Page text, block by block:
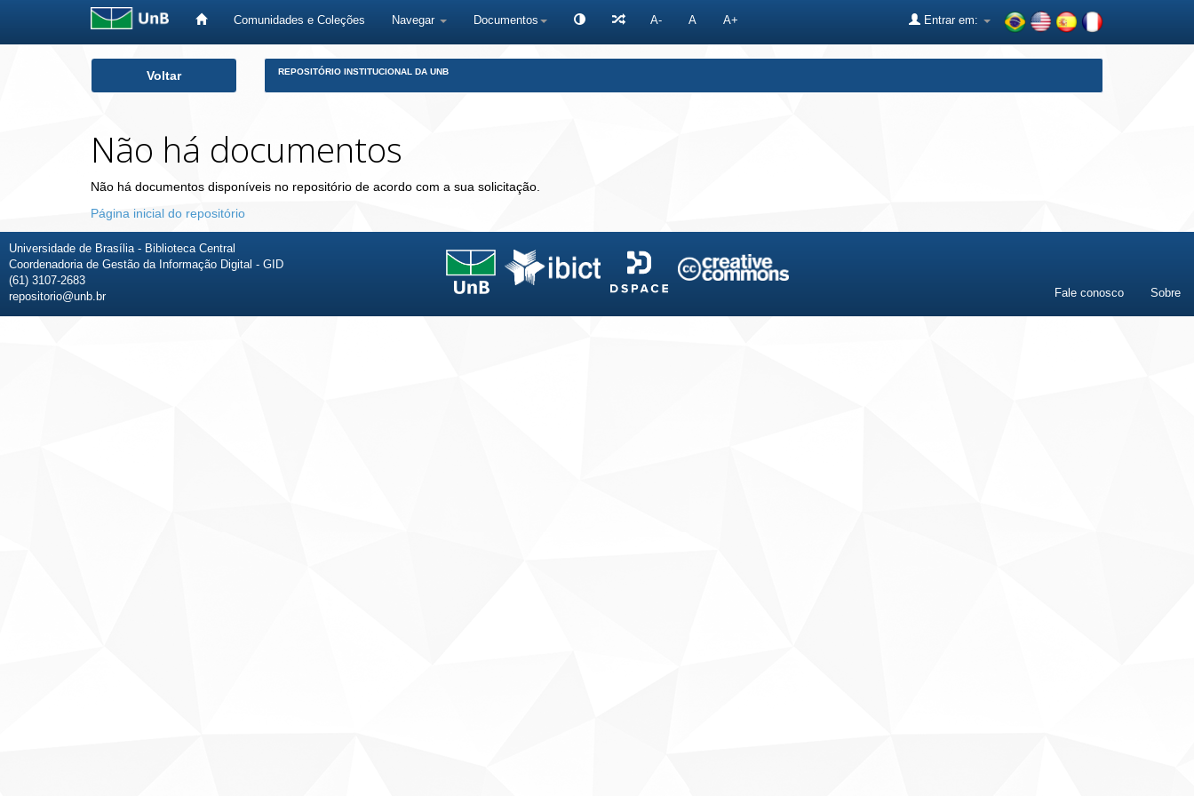
Comunidades e Coleções Navegar Documentos A- A A+ Entrar em:
Voltar REPOSITÓRIO INSTITUCIONAL DA UNB
Não há documentos
Não há documentos disponíveis no repositório de acordo com a sua solicitação.
Página inicial do repositório
Universidade de Brasília - Biblioteca Central
Coordenadoria de Gestão da Informação Digital - GID
(61) 3107-2683
repositorio@unb.br
Fale conosco Sobre